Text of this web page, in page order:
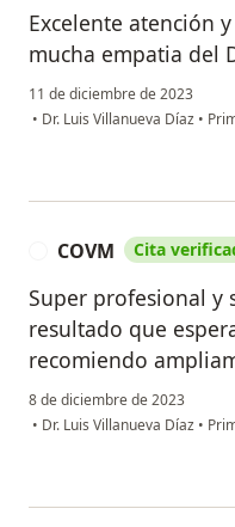
Excelente atención
mucha empatia del
11 de diciembre de 2023
• Dr. Luis Villanueva Díaz •
COVM Cita
Super profesional y
resultado que
recomiendo
8 de diciembre de 2023
• Dr. Luis Villanueva Díaz •